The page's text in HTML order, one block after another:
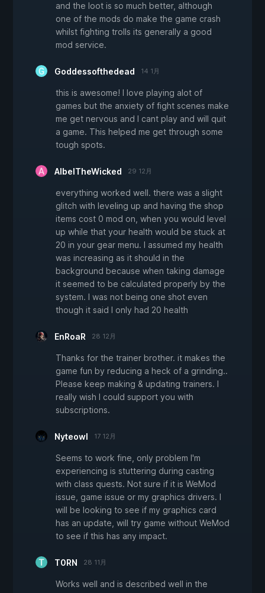
and the loot is so much better, although
one of the mods do make the game crash
whilst fighting trolls its generally a good
mod service.
Goddessofthedead 14 1月
this is awesome! I love playing alot of
games but the anxiety of fight scenes make
me get nervous and I cant play and will quit
a game. This helped me get through some
tough spots.
AlbelTheWicked 29 12月
everything worked well. there was a slight
glitch with leveling up and having the shop
items cost 0 mod on, when you would level
up while that your health would be stuck at
20 in your gear menu. I assumed my health
was increasing as it should in the
background because when taking damage
it seemed to be calculated properly by the
system. I was not being one shot even
though it said I only had 20 health
EnRoaR 28 12月
Thanks for the trainer brother. it makes the
game fun by reducing a heck of a grinding..
Please keep making & updating trainers. I
really wish I could support you with
subscriptions.
Nyteowl 17 12月
Seems to work fine, only problem I'm
experiencing is stuttering during casting
with class quests. Not sure if it is WeMod
issue, game issue or my graphics drivers. I
will be looking to see if my graphics card
has an update, will try game without WeMod
to see if this has any impact.
T0RN 28 11月
Works well and is described well in the